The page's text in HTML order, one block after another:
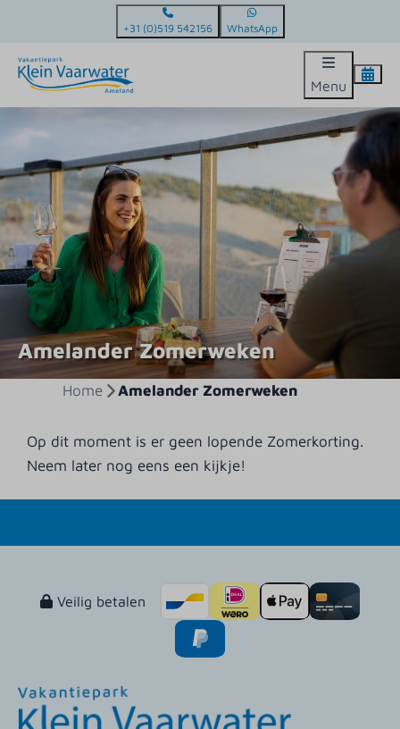
+31 (0)519 542156 WhatsApp
Menu
Amelander Zomerweken
Home Amelander Zomerweken
Op dit moment is er geen lopende Zomerkorting.
Neem later nog eens een kijkje!
Veilig betalen